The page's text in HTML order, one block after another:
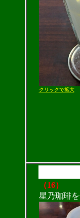
クリックで拡大
（16）
星乃珈琲